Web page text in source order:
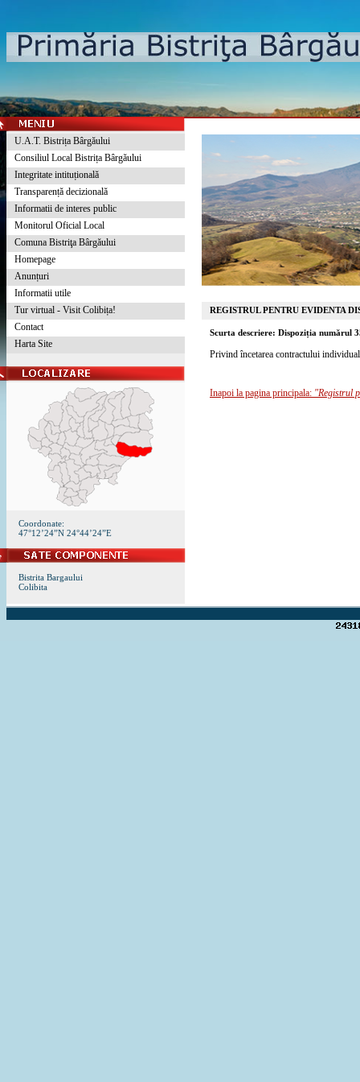
U.A.T. Bistrița Bârgăului
Consiliul Local Bistrița Bârgăului
Integritate intituțională
Transparență decizională
Informatii de interes public
Monitorul Oficial Local
Comuna Bistriţa Bârgăului
Homepage
Anunțuri
Informatii utile
Tur virtual - Visit Colibița!
Contact
Harta Site
Coordonate:
47°12’24”N 24°44’24”E
Bistrita Bargaului
Colibita
REGISTRUL PENTRU EVIDENTA
Scurta descriere: Dispoziția numărul
Privind încetarea contractului
Inapoi la pagina principala: "Registrul